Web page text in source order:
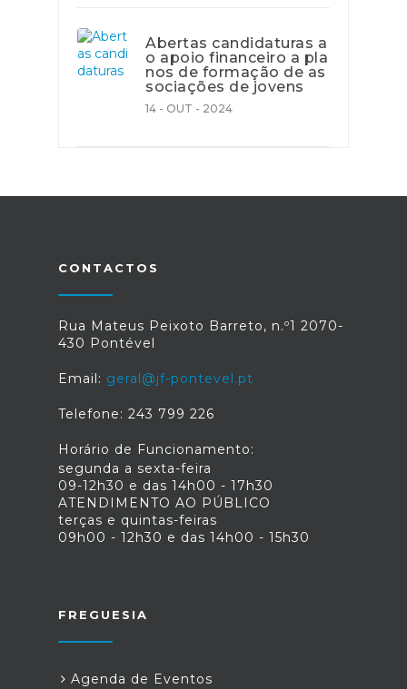
Abertas candidaturas a
o apoio financeiro a pla
nos de formação de as
sociações de jovens
14 - OUT - 2024
CONTACTOS
Rua Mateus Peixoto Barreto, n.º1 2070-
430 Pontével
Email: geral@jf-pontevel.pt
Telefone: 243 799 226
Horário de Funcionamento:
segunda a sexta-feira
09-12h30 e das 14h00 - 17h30
ATENDIMENTO AO PÚBLICO
terças e quintas-feiras
09h00 - 12h30 e das 14h00 - 15h30
FREGUESIA
Agenda de Eventos